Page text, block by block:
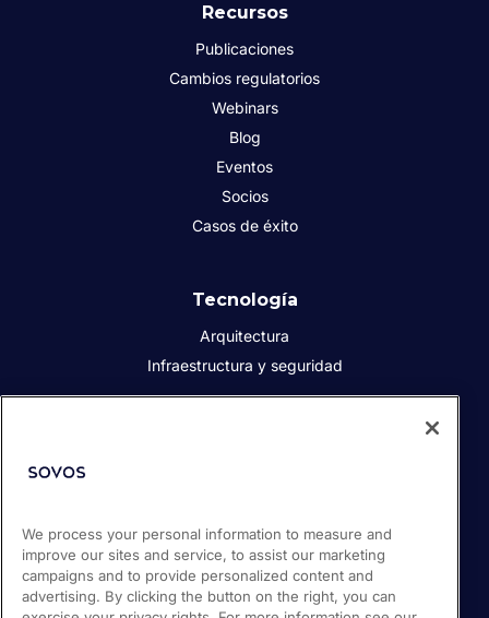
Recursos
Publicaciones
Cambios regulatorios
Webinars
Blog
Eventos
Socios
Casos de éxito
Tecnología
Arquitectura
Infraestructura y seguridad
Prensa
Empleos
Soporte / Portal de clientes
We process your personal information to measure and
improve our sites and service, to assist our marketing
campaigns and to provide personalized content and
advertising. By clicking the button on the right, you can